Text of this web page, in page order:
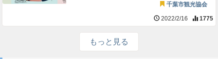
千葉市観光協会
2022/2/16 1775
もっと見る